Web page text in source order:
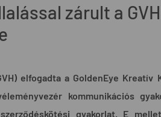
zárult a
elfogadta a GoldenEye
kommunikációs
gyakorlat. E